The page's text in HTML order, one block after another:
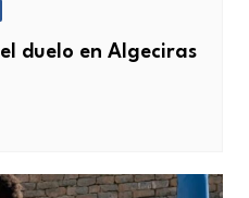
duelo en Algeciras